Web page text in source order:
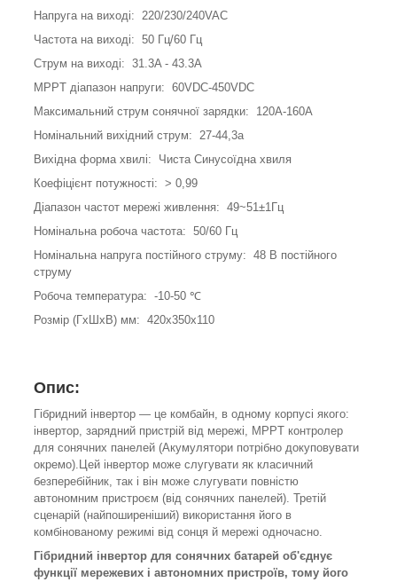
Напруга на виході: 220/230/240VAC
Частота на виході: 50 Гц/60 Гц
Струм на виході: 31.3A - 43.3A
MPPT діапазон напруги: 60VDC-450VDC
Максимальний струм сонячної зарядки: 120A-160A
Номінальний вихідний струм: 27-44,3а
Вихідна форма хвилі: Чиста Синусоїдна хвиля
Коефіцієнт потужності: > 0,99
Діапазон частот мережі живлення: 49~51±1Гц
Номінальна робоча частота: 50/60 Гц
Номінальна напруга постійного струму: 48 В постійного
струму
Робоча температура: -10-50 ℃
Розмір (ГхШхВ) мм: 420х350х110
Опис:
Гібридний інвертор — це комбайн, в одному корпусі якого:
інвертор, зарядний пристрій від мережі, MPPT контролер
для сонячних панелей (Акумулятори потрібно докуповувати
окремо).Цей інвертор може слугувати як класичний
безперебійник, так і він може слугувати повністю
автономним пристроєм (від сонячних панелей). Третій
сценарій (найпоширеніший) використання його в
комбінованому режимі від сонця й мережі одночасно.
Гібридний інвертор для сонячних батарей об'єднує
функції мережевих і автономних пристроїв, тому його